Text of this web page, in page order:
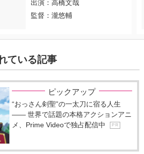
出演：高橋文哉
監督：瀧悠輔
ている記事
ピックアップ
“おっさん剣聖”の一太刀に宿る人生
―― 世界で話題の本格アクションアニ
メ、Prime Videoで独占配信中
P R